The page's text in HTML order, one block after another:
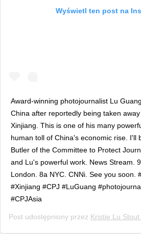
Wyświetl ten post na
Award-winning photojournalist Lu
China after reportedly being taken
Xinjiang. This is one of his many
human toll of China's economic rise. I'll
Butler of the Committee to Protect
and Lu's powerful work. News Stream.
London. 8a NYC. CNNi. See you soon.
#Xinjiang #CPJ #LuGuang
#CPJAsia
Post udostępniony przez Kristie Lu